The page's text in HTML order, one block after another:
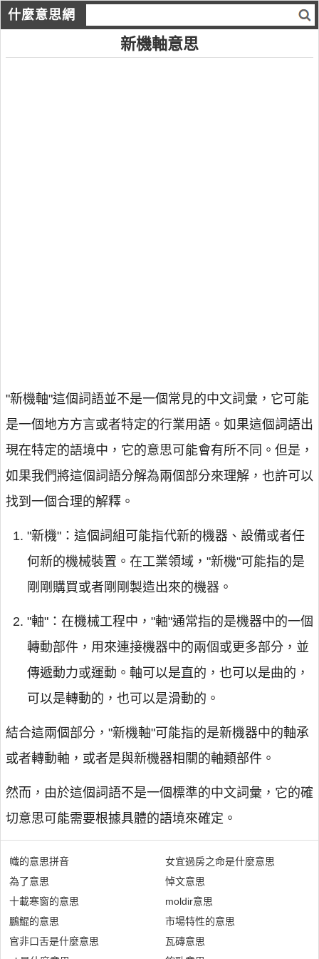
什麼意思網
新機軸意思
"新機軸"這個詞語並不是一個常見的中文詞彙，它可能
是一個地方方言或者特定的行業用語。如果這個詞語出
現在特定的語境中，它的意思可能會有所不同。但是，
如果我們將這個詞語分解為兩個部分來理解，也許可以
找到一個合理的解釋。
"新機"：這個詞組可能指代新的機器、設備或者任
何新的機械裝置。在工業領域，"新機"可能指的是
剛剛購買或者剛剛製造出來的機器。
"軸"：在機械工程中，"軸"通常指的是機器中的一個
轉動部件，用來連接機器中的兩個或更多部分，並
傳遞動力或運動。軸可以是直的，也可以是曲的，
可以是轉動的，也可以是滑動的。
結合這兩個部分，"新機軸"可能指的是新機器中的軸承
或者轉動軸，或者是與新機器相關的軸類部件。
然而，由於這個詞語不是一個標準的中文詞彙，它的確
切意思可能需要根據具體的語境來確定。
幟的意思拼音
為了意思
十載寒窗的意思
鵬鯤的意思
官非口舌是什麼意思
女宜過房之命是什麼意思
悼文意思
moldir意思
市場特性的意思
瓦磚意思